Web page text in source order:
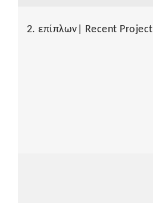
2. επίπλων| Recent Project